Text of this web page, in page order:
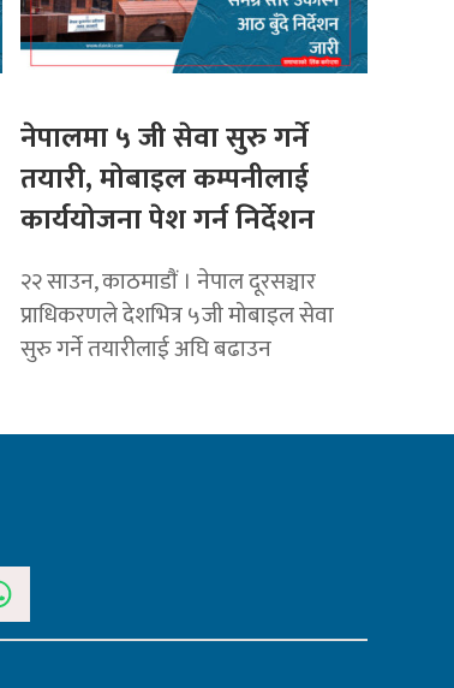
नेपालमा ५ जी सेवा सुरु गर्ने
तयारी, मोबाइल कम्पनीलाई
कार्ययोजना पेश गर्न निर्देशन
२२ साउन, काठमाडाैं । नेपाल दूरसञ्चार
प्राधिकरणले देशभित्र ५जी मोबाइल सेवा
सुरु गर्ने तयारीलाई अघि बढाउन